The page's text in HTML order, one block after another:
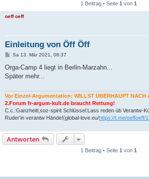
1 Beitrag • Seite 1 von 1
oeff oeff
Einleitung von Öff Öff
B
i
r
Sa 13. Mär 2021, 08:37
Orga-Camp 4 liegt in Berlin-Marzahn...
Später mehr...
Vor Einzel-Argumentation: WILLST ÜBERHAUPT NACH
2.Forum fr-argum-kult.de braucht Rettung!
C.c.:Ganzheitl,soz-spirit Schlüssel:Lass reden üb Verantw-
Ruder'in verantw Hände!(global-love.eu/https://t.me/oeffoeff/
Antworten
1 Beitrag • Seite 1 von 1